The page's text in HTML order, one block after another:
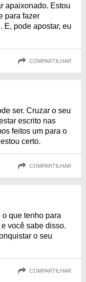
apaixonado. Estou
para fazer
E, pode apostar, eu
COMPARTILHAR
ser. Cruzar o seu
escrito nas
feitos um para o
certo.
COMPARTILHAR
que tenho para
você sabe disso.
o seu
COMPARTILHAR